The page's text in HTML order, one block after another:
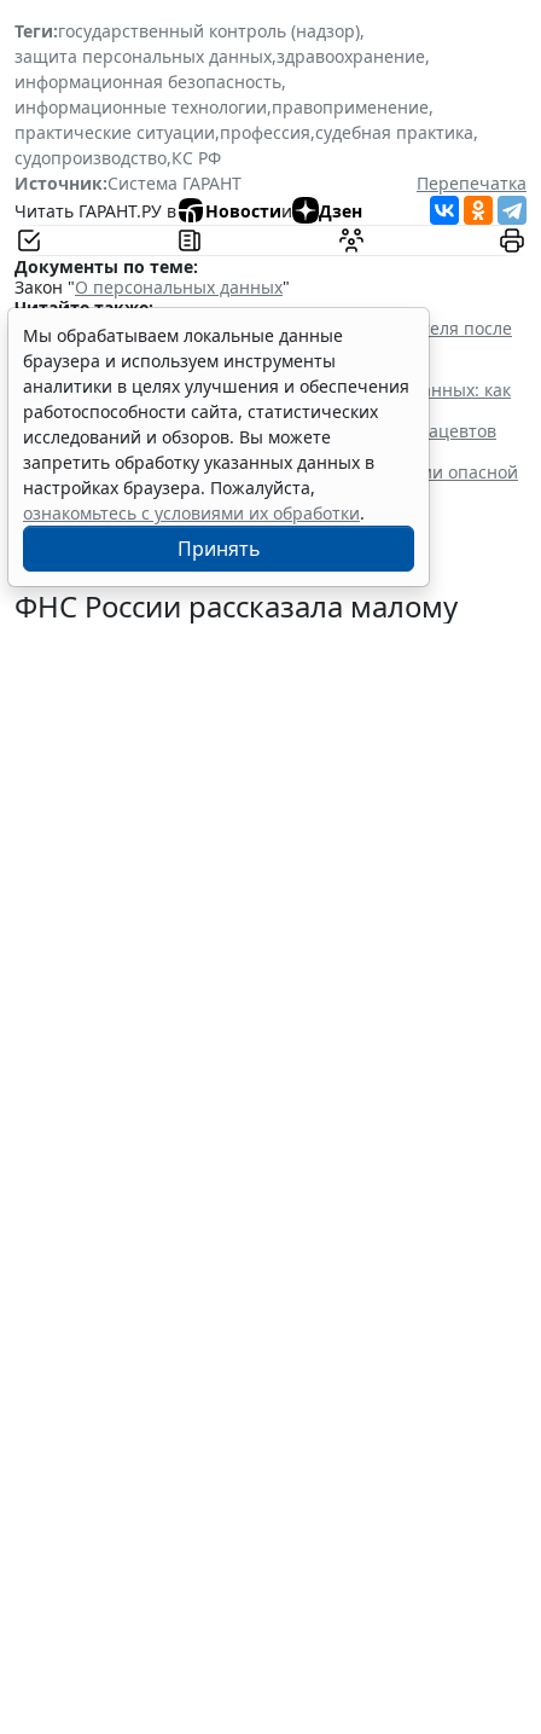
Теги:государственный контроль (надзор),
защита персональных данных,здравоохранение,
информационная безопасность,
информационные технологии,правоприменение,
практические ситуации,профессия,судебная практика,
судопроизводство,КС РФ
Источник:Система ГАРАНТ
Перепечатка
Читать ГАРАНТ.РУ в
Новостии Дзен
Документы по теме:
Закон "О персональных данных"
Читайте также:
Прием на работу: как законно проверить соискателя после
ужесточения ответственности за нарушение
законодательства о персональных данных
Политика конфиденциальности персональных данных: как
составить и где разместить
Новые номенклатуры для медработников и фармацевтов
вступят в силу с осени
Процедуру приостановки или запрета реализации опасной
продукции оптимизируют
ФНС России рассказала малому
Мы обрабатываем локальные данные
браузера и используем инструменты
аналитики в целях улучшения и обеспечения
работоспособности сайта, статистических
исследований и обзоров. Вы можете
запретить обработку указанных данных в
настройках браузера. Пожалуйста,
ознакомьтесь с условиями их обработки.
Принять